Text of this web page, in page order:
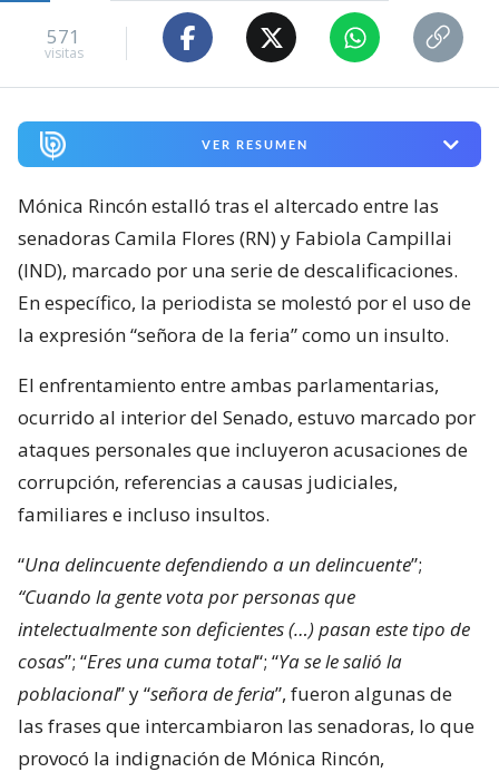
571
visitas
VER RESUMEN
Mónica Rincón estalló tras el altercado entre las
senadoras Camila Flores (RN) y Fabiola Campillai
(IND), marcado por una serie de descalificaciones.
En específico, la periodista se molestó por el uso de
la expresión “señora de la feria” como un insulto.
El enfrentamiento entre ambas parlamentarias,
ocurrido al interior del Senado, estuvo marcado por
ataques personales que incluyeron acusaciones de
corrupción, referencias a causas judiciales,
familiares e incluso insultos.
“Una delincuente defendiendo a un delincuente”;
“Cuando la gente vota por personas que
intelectualmente son deficientes (…) pasan este tipo de
cosas”; “Eres una cuma total“; “Ya se le salió la
poblacional” y “señora de feria”, fueron algunas de
las frases que intercambiaron las senadoras, lo que
provocó la indignación de Mónica Rincón,